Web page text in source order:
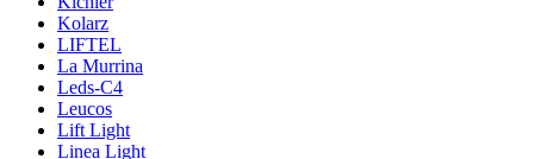
Kolarz
LIFTEL
La Murrina
Leds-C4
Leucos
Lift Light
Linea Light